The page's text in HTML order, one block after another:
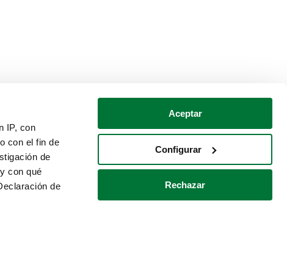
IP, con
con el fin de
de
con qué
de
Aceptar
Configurar
Rechazar